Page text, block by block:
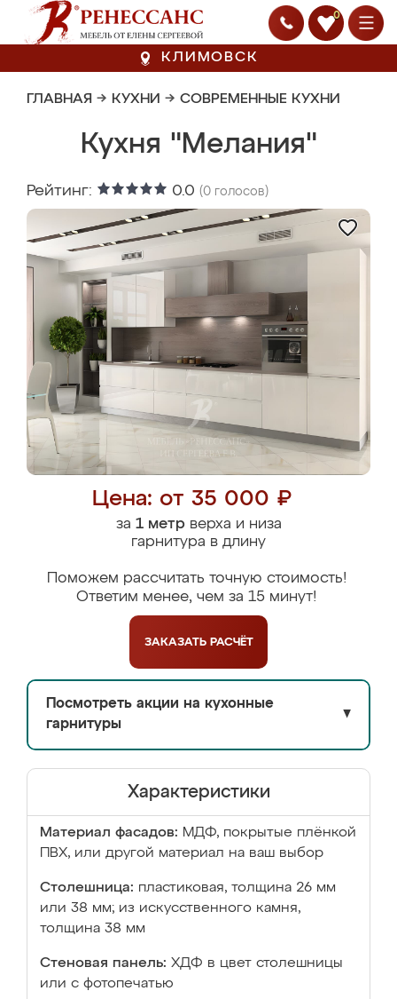
0
КЛИМОВСК
ГЛАВНАЯ → КУХНИ → СОВРЕМЕННЫЕ КУХНИ
Кухня "Мелания"
Рейтинг: 0.0 (0 голосов)
Цена: от 35 000 ₽
за 1 метрверха и низа
гарнитура в длину
Поможем рассчитать точную стоимость!
Ответим менее, чем за 15 минут!
ЗАКАЗАТЬ РАСЧЁТ
Посмотреть акции на кухонные
гарнитуры
▼
Характеристики
Материал фасадов: МДФ, покрытые плёнкой
ПВХ, или другой материал на ваш выбор
Столешница: пластиковая, толщина 26 мм
или 38 мм; из искусственного камня,
толщина 38 мм
Стеновая панель: ХДФ в цвет столешницы
или с фотопечатью